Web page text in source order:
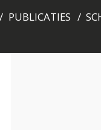
PUBLICATIES